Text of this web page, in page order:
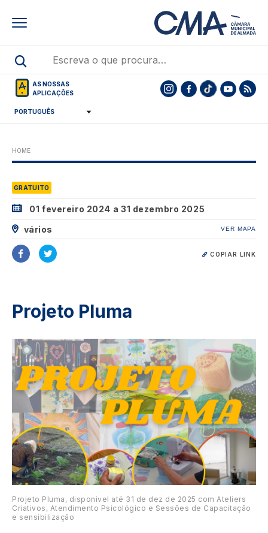
AS NOSSAS
APLICAÇÕES
HOME
GRATUITO
01 fevereiro 2024 a 31 dezembro 2025
vários
VER MAPA
COPIAR LINK
Projeto Pluma
Image
Projeto Pluma, disponivel até 31 de dez de 2025 com Ateliers
Criativos, Atendimento Psicológico e Sessões de Capacitação
e sensibilização